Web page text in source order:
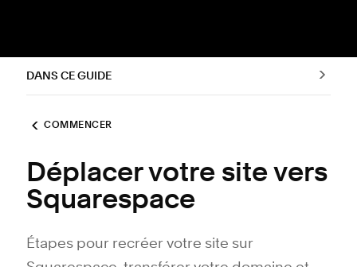
DANS CE GUIDE
COMMENCER
Déplacer votre site vers
Squarespace
Étapes pour recréer votre site sur